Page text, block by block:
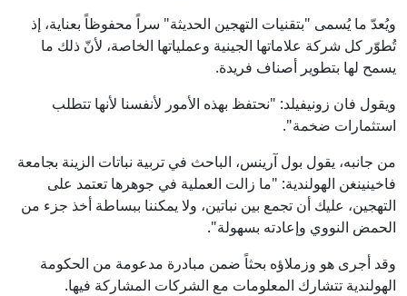
ويُعدّ ما يُسمى "بتقنيات التهجين الحديثة" سراً محفوظاً بعناية، إذ
تُطوّر كل شركة علاماتها الجينية وعملياتها الخاصة، لأنّ ذلك ما
يسمح لها بتطوير أصناف فريدة.
ويقول فان زونيفيلد: "نحتفظ بهذه الأمور لأنفسنا لأنها تتطلب
استثمارات ضخمة".
من جانبه، يقول بول آرينس، الباحث في تربية نباتات الزينة بجامعة
فاخينينغن الهولندية: "ما زالت العملية في جوهرها تعتمد على
التهجين، عليك أن تجمع بين نباتين، ولا يمكننا ببساطة أخذ جزء من
الحمض النووي وإعادته بسهولة".
وقد أجرى هو وزملاؤه بحثاً ضمن مبادرة مدعومة من الحكومة
الهولندية تتشارك المعلومات مع الشركات المشاركة فيها.